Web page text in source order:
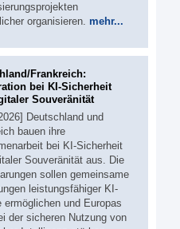
organisieren. mehr...
Frankreich:
bei KI-Sicherheit
Souveränität
Deutschland und
bauen ihre
bei KI-Sicherheit
Souveränität aus. Die
sollen gemeinsame
leistungsfähiger KI-
ermöglichen und Europas
der sicheren Nutzung von